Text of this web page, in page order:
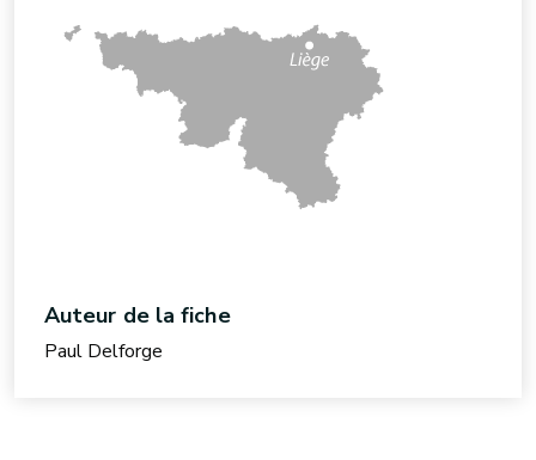
Auteur de la fiche
Paul Delforge